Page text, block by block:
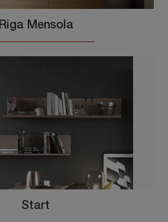
Riga Mensola
Start